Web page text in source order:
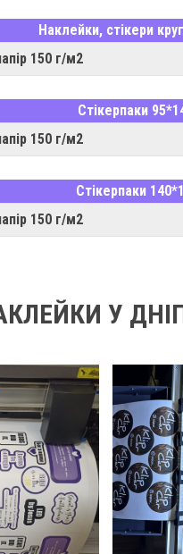
Наклейки, стікери
150 г/м2
Стікерпаки
150 г/м2
Стікерпаки
150 г/м2
У